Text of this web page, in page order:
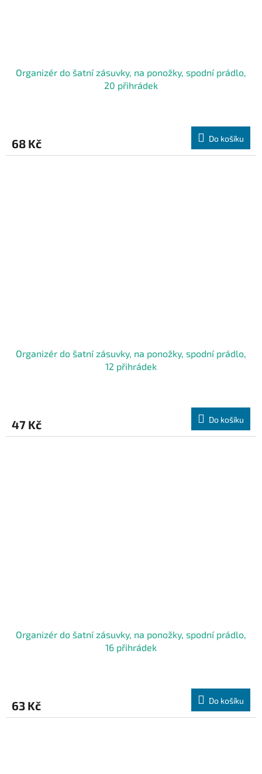
Organizér do šatní zásuvky, na ponožky, spodní prádlo,
20 přihrádek
68 Kč Do košíku
Organizér do šatní zásuvky, na ponožky, spodní prádlo,
12 přihrádek
47 Kč Do košíku
Organizér do šatní zásuvky, na ponožky, spodní prádlo,
16 přihrádek
63 Kč Do košíku